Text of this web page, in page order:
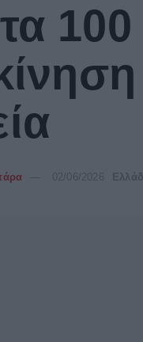
100
02/06/2026